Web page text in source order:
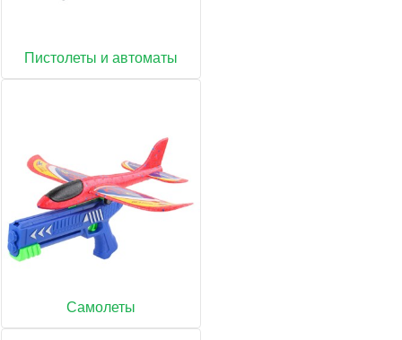
Пистолеты и автоматы
Самолеты